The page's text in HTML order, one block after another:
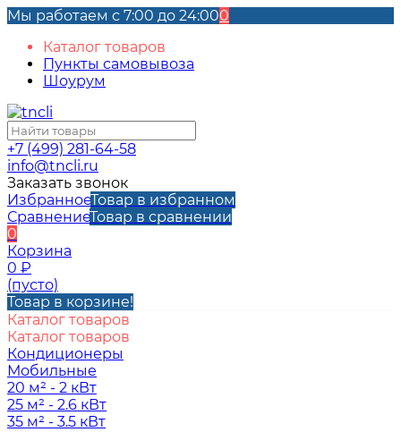
Мы работаем с 7:00 до 24:000
Каталог товаров
Пункты самовывоза
Шоурум
+7 (499) 281-64-58
info@tncli.ru
Заказать звонок
ИзбранноеТовар в избранном
СравнениеТовар в сравнении
0
Корзина
0 ₽
(пусто)
Товар в корзине!
Каталог товаров
Каталог товаров
Кондиционеры
Мобильные
20 м² - 2 кВт
25 м² - 2.6 кВт
35 м² - 3.5 кВт